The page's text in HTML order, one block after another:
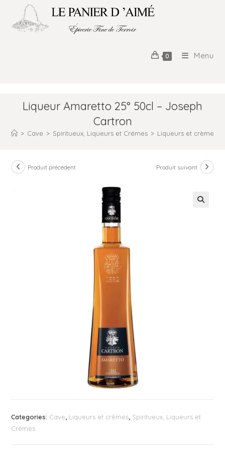
0 Menu
Liqueur Amaretto 25° 50cl – Joseph
Cartron
> Cave > Spiritueux, Liqueurs et Crémes > Liqueurs et crèmes
Produit précédent Produit suivant
Categories: Cave Liqueurs et crèmes Spiritueux, Liqueurs et
Crémes